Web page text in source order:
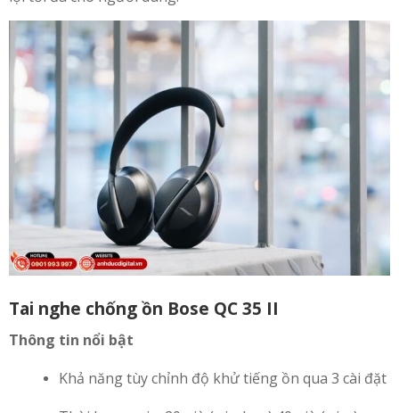
Tai nghe chống ồn Bose QC 35 II
Thông tin nổi bật
Khả năng tùy chỉnh độ khử tiếng ồn qua 3 cài đặt